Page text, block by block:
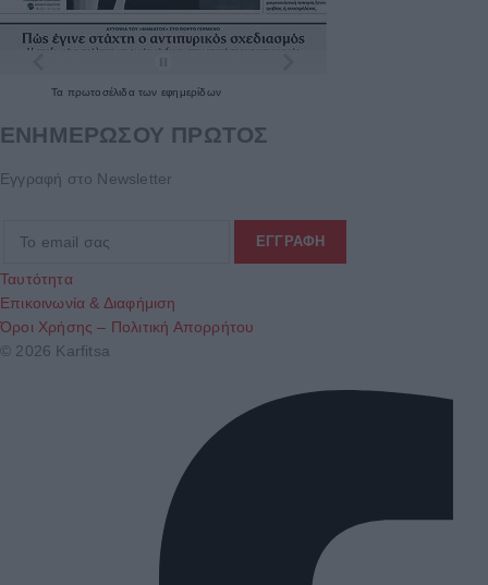
Τα πρωτοσέλιδατων εφημερίδων
ΕΝΗΜΕΡΩΣΟΥ ΠΡΩΤΟΣ
Εγγραφή στο Newsletter
Ταυτότητα
Επικοινωνία & Διαφήμιση
Όροι Χρήσης – Πολιτική Απορρήτου
© 2026 Karfitsa